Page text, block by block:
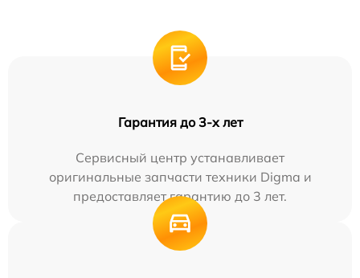
Гарантия до 3-х лет
Сервисный центр устанавливает
оригинальные запчасти техники Digma и
предоставляет гарантию до 3 лет.